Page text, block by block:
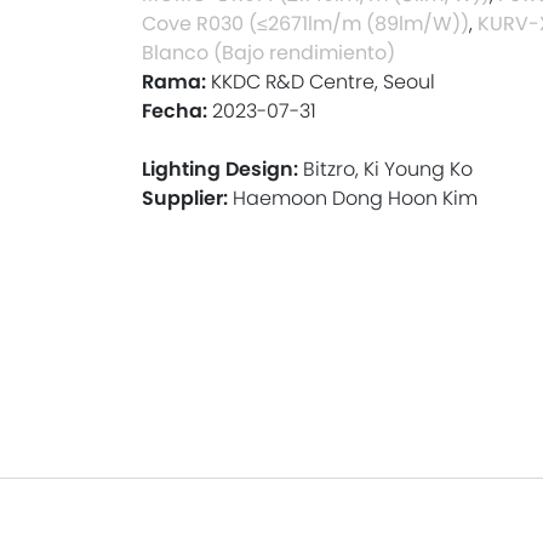
Cove R030 (≤2671lm/m (89lm/W)),
Blanco (Bajo rendimiento)
Rama: KKDC R&D Centre, Seoul
Fecha:2023-07-31
Lighting Design: Bitzro, Ki Young Ko
Supplier: Haemoon Dong Hoon Kim